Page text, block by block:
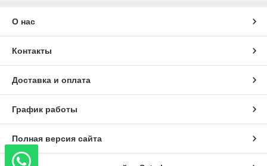
О нас
Контакты
Доставка и оплата
График работы
Полная версия сайта